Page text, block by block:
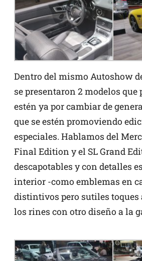
Dentro del mismo Autoshow
se presentaron 2 modelos que
estén ya por cambiar de
que se estén promoviendo
especiales. Hablamos del
Final Edition y el SL Grand
descapotables y con detalles
interior -como emblemas en
distintivos pero sutiles toques
los rines con otro diseño a la